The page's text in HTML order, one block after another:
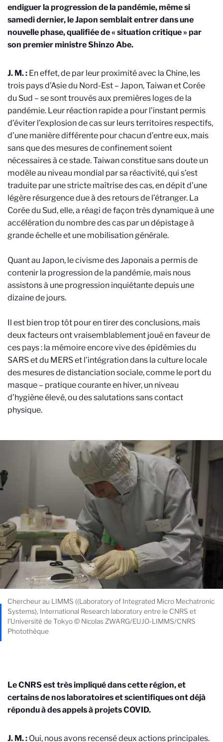
endiguer la progression de la pandémie, même si
samedi dernier, le Japon semblait entrer dans une
nouvelle phase, qualifiée de « situation critique » par
son premier ministre Shinzo Abe.
J. M. : En effet, de par leur proximité avec la Chine, les
trois pays d’Asie du Nord-Est – Japon, Taiwan et Corée
du Sud – se sont trouvés aux premières loges de la
pandémie. Leur réaction rapide a pour l’instant permis
d’éviter l’explosion de cas sur leurs territoires respectifs,
d’une manière différente pour chacun d’entre eux, mais
sans que des mesures de confinement soient
nécessaires à ce stade. Taiwan constitue sans doute un
modèle au niveau mondial par sa réactivité, qui s’est
traduite par une stricte maîtrise des cas, en dépit d’une
légère résurgencedue à des retours de l’étranger. La
Corée du Sud, elle, a réagi de façon très dynamique à une
accélération du nombre des cas par un dépistage à
grande échelle et une mobilisation générale.
Quant au Japon, le civisme des Japonais a permis de
contenir la progression de la pandémie, mais nous
assistons à une progression inquiétante depuis une
dizaine de jours.
Il est bien trop tôt pour en tirer des conclusions, mais
deux facteurs ont vraisemblablement joué en faveur de
ces pays : la mémoire encore vive des épidémies du
SARS et du MERS et l’intégration dans la culture locale
des mesures de distanciation sociale, comme le port du
masque – pratique courante en hiver, un niveau
d’hygiène élevé, ou des salutations sans contact
physique.
Chercheur au LIMMS ((Laboratory of Integrated Micro Mechatronic
Systems), International Research laboratory entre le CNRS et
l'Université de Tokyo © Nicolas ZWARG/EUJO-LIMMS/CNRS
Photothèque
Le CNRS est très impliqué dans cette région, et
certains de nos laboratoires et scientifiques ont déjà
répondu à des appels à projets COVID.
J. M. : Oui, nous avons recensé deux actions principales.